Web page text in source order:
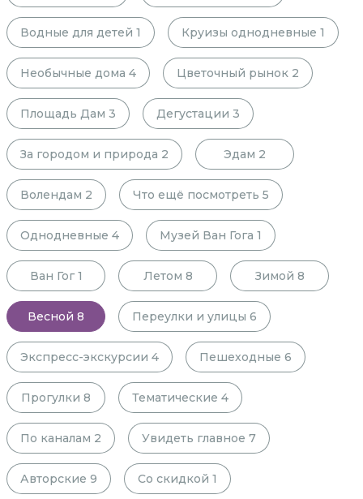
Водные для детей 1 Круизы однодневные 1
Необычные дома 4 Цветочный рынок 2
Площадь Дам 3 Дегустации 3
За городом и природа 2 Эдам 2
Волендам 2 Что ещё посмотреть 5
Однодневные 4 Музей Ван Гога 1
Ван Гог 1 Летом 8 Зимой 8
Весной 8 Переулки и улицы 6
Экспресс-экскурсии 4 Пешеходные 6
Прогулки 8 Тематические 4
По каналам 2 Увидеть главное 7
Авторские 9 Со скидкой 1